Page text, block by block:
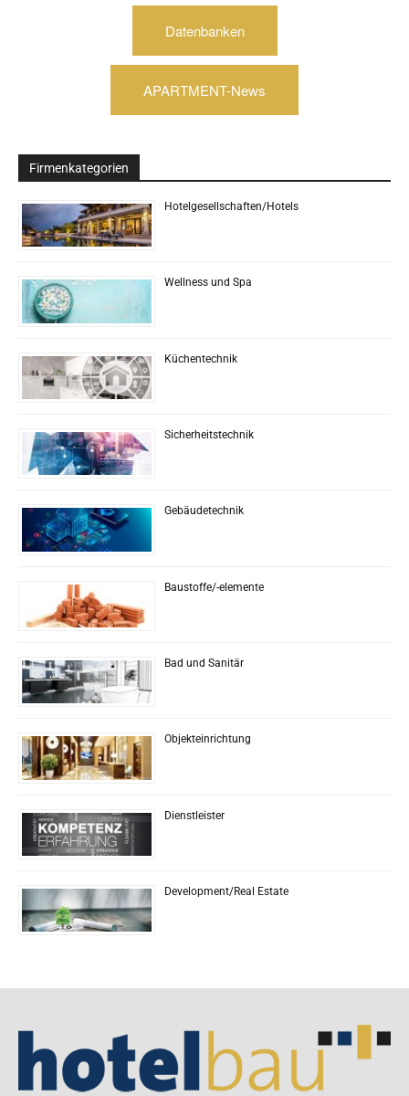
Datenbanken
APARTMENT-News
Firmenkategorien
Hotelgesellschaften/Hotels
Wellness und Spa
Küchentechnik
Sicherheitstechnik
Gebäudetechnik
Baustoffe/-elemente
Bad und Sanitär
Objekteinrichtung
Dienstleister
Development/Real Estate